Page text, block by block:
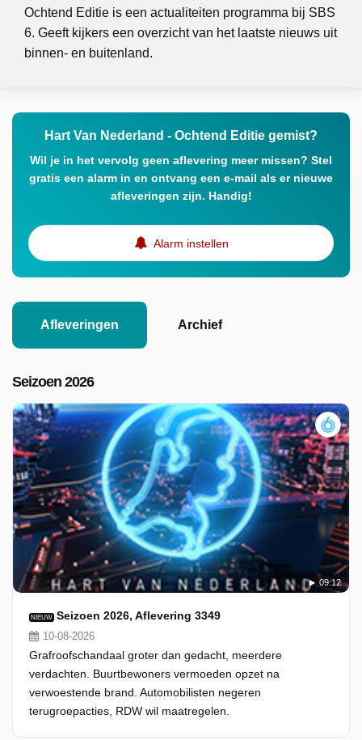
Ochtend Editie is een actualiteiten programma bij SBS
6. Geeft kijkers een overzicht van het laatste nieuws uit
binnen- en buitenland.
Hart Van Nederland - Ochtend Editie gemist?
Wil je in het vervolg geen aflevering meer missen? Stel
gratis een alarm in en ontvang een e-mail als er nieuwe
afleveringen zijn. Handig!
Alarm instellen
Afleveringen Archief
Seizoen 2026
09:12
NIEUW Seizoen 2026, Aflevering 3349
10-08-2026
Grafroofschandaal groter dan gedacht, meerdere
verdachten. Buurtbewoners vermoeden opzet na
verwoestende brand. Automobilisten negeren
terugroepacties, RDW wil maatregelen.